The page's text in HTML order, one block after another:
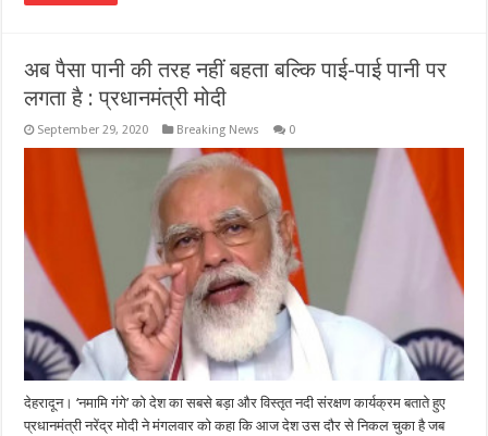
अब पैसा पानी की तरह नहीं बहता बल्कि पाई-पाई पानी पर
लगता है : प्रधानमंत्री मोदी
September 29, 2020 Breaking News 0
देहरादून। ‘नमामि गंगे’ को देश का सबसे बड़ा और विस्तृत नदी संरक्षण कार्यक्रम बताते हुए
प्रधानमंत्री नरेंद्र मोदी ने मंगलवार को कहा कि आज देश उस दौर से निकल चुका है जब